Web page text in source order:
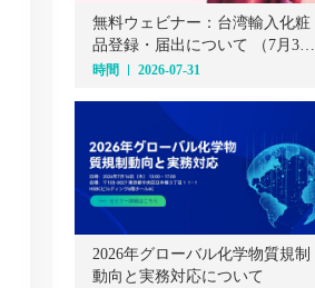
無料ウェビナー：台湾輸入化粧
品登録・届出について （7月31
日）
時間 2026-07-31
2026年グローバル化学物質規制
動向と実務対応について